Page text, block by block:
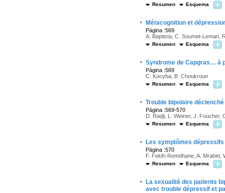
Resumen Esquema
· Métacognition et
Página :569
A. Baptista, C. Soumet-Leman,
Resumen Esquema
· Syndrome de Capgras… à
Página :569
C. Kocyba, B. Choukroun
Resumen Esquema
· Trouble bipolaire
Página :569-570
D. Radji, L. Weiner, J. Foucher,
Resumen Esquema
· Les symptômes
Página :570
F. Fekih-Romdhane, A. Mrabet,
Resumen Esquema
·
La sexualité des patients
avec trouble dépressif et